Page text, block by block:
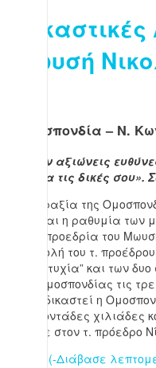
Μωυσή
Ομοσπονδία – Ν.
«Όταν αξιώνεις
πρώτα τις δικές σου».
Η απραξία της
της, και η ραθυμία
στην προεδρία του
συμβολή του τ.
η ”επιτυχία” και των
της Ομοσπονδίας τις
καταδικαστεί η
εκατοντάδες χιλιάδες
έκανε στον τ. πρόεδρο
(Ν.Κ). (-Διάβασε